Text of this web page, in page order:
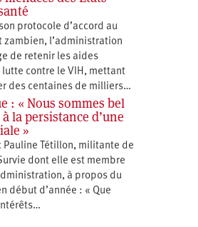
protocole d’accord au
zambien, l’administration
de retenir les aides
contre le VIH, mettant
des centaines de milliers…
: « Nous sommes bel
la persistance d’une
»
Pauline Tétillon, militante de
dont elle est membre
à propos du
début d’année : « Que